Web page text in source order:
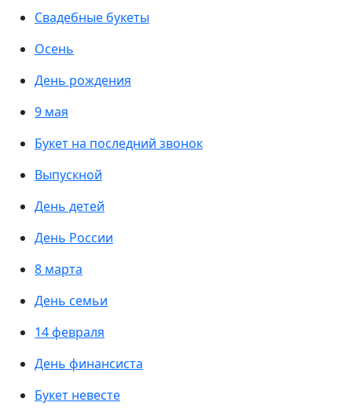
Свадебные букеты
Осень
День рождения
9 мая
Букет на последний звонок
Выпускной
День детей
День России
8 марта
День семьи
14 февраля
День финансиста
Букет невесте